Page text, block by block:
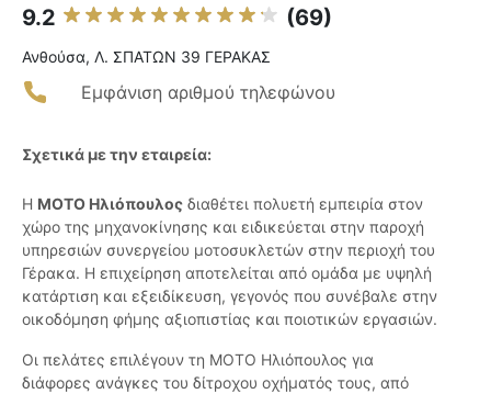
9.2 (69)
Ανθούσα, Λ. ΣΠΑΤΩΝ 39 ΓΕΡΑΚΑΣ
Εμφάνιση αριθμού τηλεφώνου
Σχετικά με την εταιρεία:
Η ΜΟΤΟ Ηλιόπουλος διαθέτει πολυετή εμπειρία στον
χώρο της μηχανοκίνησης και ειδικεύεται στην παροχή
υπηρεσιών συνεργείου μοτοσυκλετών στην περιοχή του
Γέρακα. Η επιχείρηση αποτελείται από ομάδα με υψηλή
κατάρτιση και εξειδίκευση, γεγονός που συνέβαλε στην
οικοδόμηση φήμης αξιοπιστίας και ποιοτικών εργασιών.
Οι πελάτες επιλέγουν τη ΜΟΤΟ Ηλιόπουλος για
διάφορες ανάγκες του δίτροχου οχήματός τους, από